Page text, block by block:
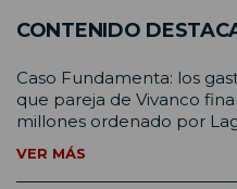
CONTENIDO
Caso Fundamenta: los
que pareja de Vivanco
millones ordenado por
VER MÁS